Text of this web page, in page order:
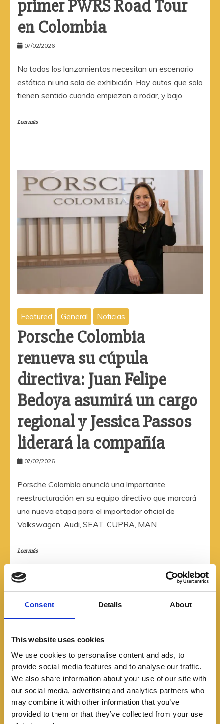
Consent Details About
This website uses cookies
We use cookies to personalise content and ads, to
provide social media features and to analyse our traffic.
We also share information about your use of our site with
our social media, advertising and analytics partners who
may combine it with other information that you’ve
provided to them or that they’ve collected from your use
primer PWRS Road Tour
en Colombia
07/02/2026
No todos los lanzamientos necesitan un escenario
estático ni una sala de exhibición. Hay autos que solo
tienen sentido cuando empiezan a rodar, y bajo
Leer más
Featured General Noticias
Porsche Colombia
renueva su cúpula
directiva: Juan Felipe
Bedoya asumirá un cargo
regional y Jessica Passos
liderará la compañía
07/02/2026
Porsche Colombia anunció una importante
reestructuración en su equipo directivo que marcará
una nueva etapa para el importador oficial de
Volkswagen, Audi, SEAT, CUPRA, MAN
Leer más